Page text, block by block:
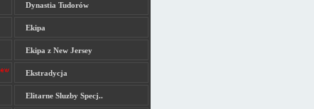
Dynastia Tudorów
Ekipa
Ekipa z New Jersey
Ekstradycja
Elitarne Sluzby Specj..